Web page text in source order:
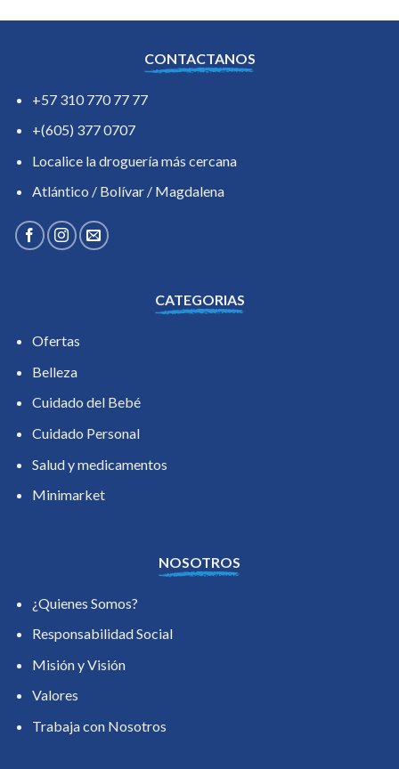
CONTACTANOS
+57 310 770 77 77
+(605) 377 0707
Localice la droguería más cercana
Atlántico / Bolívar / Magdalena
CATEGORIAS
Ofertas
Belleza
Cuidado del Bebé
Cuidado Personal
Salud y medicamentos
Minimarket
NOSOTROS
¿Quienes Somos?
Responsabilidad Social
Misión y Visión
Valores
Trabaja con Nosotros